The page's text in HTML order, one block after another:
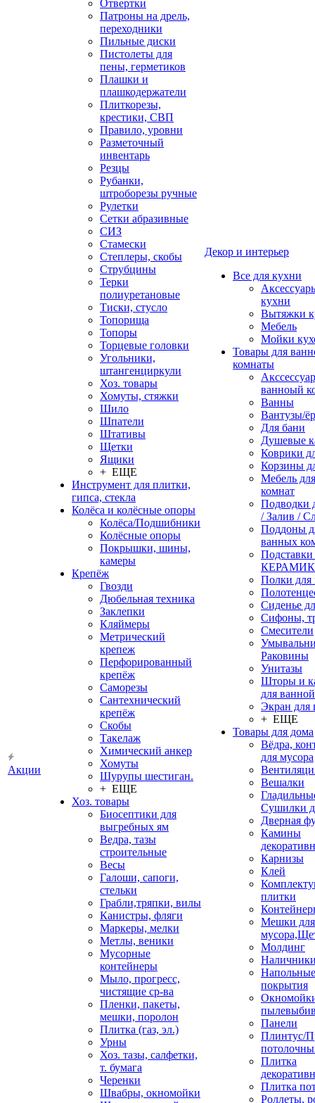
Акции
Отвертки
Патроны на дрель,
переходники
Пильные диски
Пистолеты для
пены, герметиков
Плашки и
плашкодержатели
Плиткорезы,
крестики, СВП
Правило, уровни
Разметочный
инвентарь
Резцы
Рубанки,
штроборезы ручные
Рулетки
Сетки абразивные
СИЗ
Стамески
Степлеры, скобы
Струбцины
Терки
полиуретановые
Тиски, стусло
Топорища
Топоры
Торцевые головки
Угольники,
штангенциркули
Хоз. товары
Хомуты, стяжки
Шило
Шпатели
Штативы
Щетки
Ящики
+ ЕЩЕ
Инструмент для плитки,
гипса, стекла
Колёса и колёсные опоры
Колёса/Подшибники
Колёсные опоры
Покрышки, шины,
камеры
Крепёж
Гвозди
Дюбельная техника
Заклепки
Кляймеры
Метрический
крепеж
Перфорированный
крепёж
Саморезы
Сантехнический
крепёж
Скобы
Такелаж
Химический анкер
Хомуты
Шурупы шестиган.
+ ЕЩЕ
Хоз. товары
Биосептики для
выгребных ям
Ведра, тазы
строительные
Весы
Галоши, сапоги,
стельки
Грабли,тряпки, вилы
Канистры, фляги
Маркеры, мелки
Метлы, веники
Мусорные
контейнеры
Мыло, прогресс,
чистящие ср-ва
Пленки, пакеты,
мешки, поролон
Плитка (газ, эл.)
Урны
Хоз. тазы, салфетки,
т. бумага
Черенки
Швабры, окномойки
Декор и интерьер
Все для кухни
кухни
Вытяжки
Мебель
Мойки
Товары для
комнаты
ванноый
Ванны
Вантузы/
Для бани
Душевые
Коврики
Корзины
Мебель
комнат
Подводки
/ Залив /
Поддоны
ванных
Полки для
Сиденье
Сифоны,
Смесители
Раковины
Унитазы
Шторы и
для ванной
Экран для
+ ЕЩЕ
Товары для дома
Вёдра,
для мусора
Вешалки
Сушилки
Дверная
Камины
Карнизы
Клей
плитки
Мешки для
Молдинг
Напольные
покрытия
Панели
Плинтус/
Плитка
Плитка
Роллеты,